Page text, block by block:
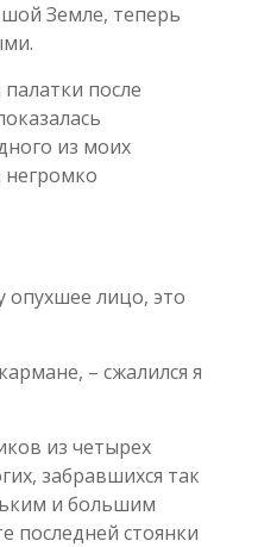
Земле, теперь
после
из моих
негромко
лицо, это
– сжалился я
из четырех
забравшихся так
и большим
последней стоянки